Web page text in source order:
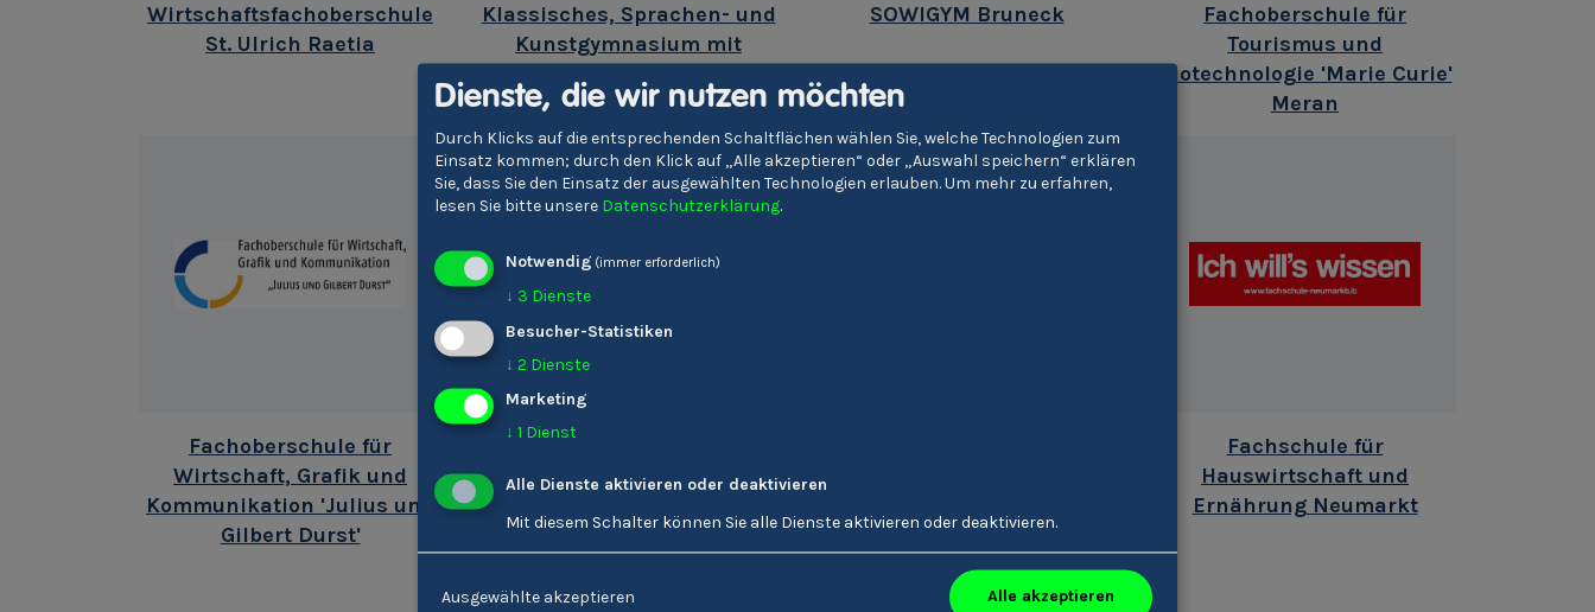
Wirtschaftsfachoberschule
St. Ulrich Raetia
Klassisches, Sprachen- und
Kunstgymnasium mit
'Walther von der Vogelweide'
SOWIGYM Bruneck
Fachoberschule für
Tourismus und
Biotechnologie 'Marie Curie'
Meran
Fachoberschule für
Wirtschaft, Grafik und
Kommunikation 'Julius und
Gilbert Durst'
Fachschule Dietenheim
Fachschule für
Hauswirtschaft und
Ernährung Neumarkt
Dienste, die wir nutzen möchten
Durch Klicks auf die entsprechenden Schaltflächen wählen Sie, welche Technologien zum
Einsatz kommen; durch den Klick auf „Alle akzeptieren“ oder „Auswahl speichern“ erklären
Sie, dass Sie den Einsatz der ausgewählten Technologien erlauben.Um mehr zu erfahren,
lesen Sie bitte unsere Datenschutzerklärung.
Notwendig (immer erforderlich)
↓ 3 Dienste
Besucher-Statistiken
↓ 2 Dienste
Marketing
↓ 1 Dienst
Alle Dienste aktivieren oder deaktivieren
Mit diesem Schalter können Sie alle Dienste aktivieren oder deaktivieren.
Ausgewählte akzeptieren Alle akzeptieren